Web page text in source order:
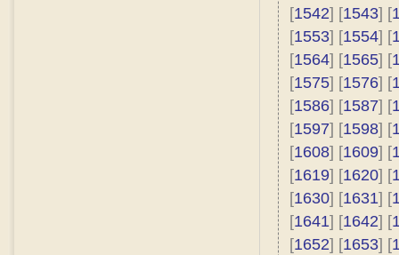
[1542] [1543] [
[1553] [1554] [
[1564] [1565] [
[1575] [1576] [
[1586] [1587] [
[1597] [1598] [
[1608] [1609] [
[1619] [1620] [
[1630] [1631] [
[1641] [1642] [
[1652] [1653] [